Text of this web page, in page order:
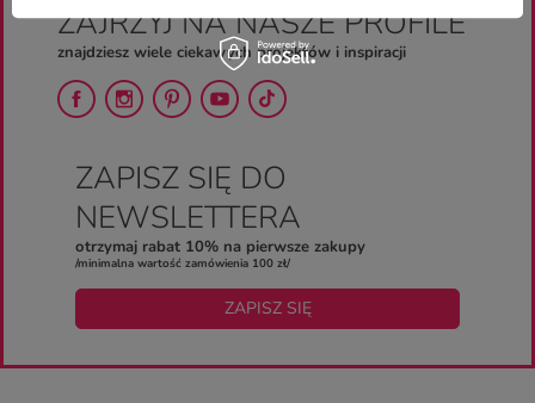
ZAJRZYJ NA NASZE PROFILE
znajdziesz wiele ciekawych projektów i inspiracji
ZAPISZ SIĘ DO
NEWSLETTERA
otrzymaj rabat 10% na pierwsze zakupy
/minimalna wartość zamówienia 100 zł/
ZAPISZ SIĘ